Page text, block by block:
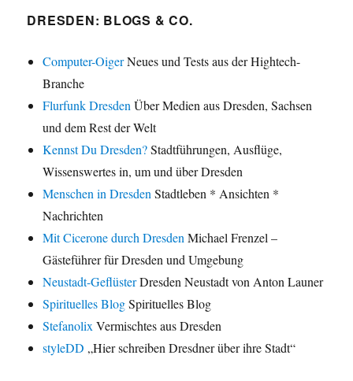
DRESDEN: BLOGS & CO.
Computer-OigerNeues und Tests aus der Hightech-
Branche
Flurfunk Dresden Über Medien aus Dresden, Sachsen
und dem Rest der Welt
Kennst Du Dresden?Stadtführungen, Ausflüge,
Wissenswertes in, um und über Dresden
Menschen in Dresden Stadtleben * Ansichten *
Nachrichten
Mit Cicerone durch Dresden Michael Frenzel –
Gästeführer für Dresden und Umgebung
Neustadt-GeflüsterDresden Neustadt von Anton Launer
Spirituelles BlogSpirituelles Blog
Stefanolix Vermischtes aus Dresden
styleDD „Hier schreiben Dresdner über ihre Stadt“